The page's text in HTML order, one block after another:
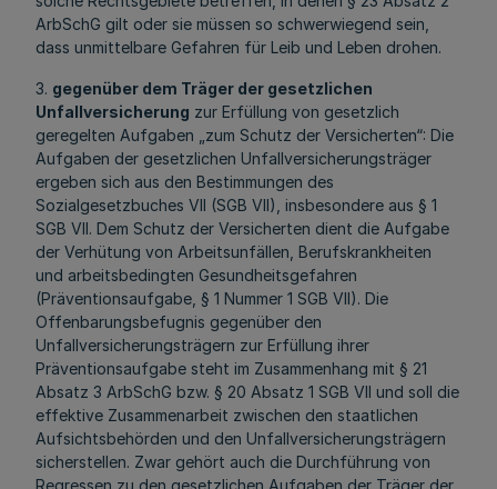
ArbSchG gilt oder sie müssen so schwerwiegend sein,
dass unmittelbare Gefahren für Leib und Leben drohen.
3. gegenüber dem Träger der gesetzlichen
Unfallversicherung zur Erfüllung von gesetzlich
geregelten Aufgaben „zum Schutz der Versicherten“: Die
Aufgaben der gesetzlichen Unfallversicherungsträger
ergeben sich aus den Bestimmungen des
Sozialgesetzbuches VII (SGB VII), insbesondere aus § 1
SGB VII. Dem Schutz der Versicherten dient die Aufgabe
der Verhütung von Arbeitsunfällen, Berufskrankheiten
und arbeitsbedingten Gesundheitsgefahren
(Präventionsaufgabe, § 1 Nummer 1 SGB VII). Die
Offenbarungsbefugnis gegenüber den
Unfallversicherungsträgern zur Erfüllung ihrer
Präventionsaufgabe steht im Zusammenhang mit § 21
Absatz 3 ArbSchG bzw. § 20 Absatz 1 SGB VII und soll die
effektive Zusammenarbeit zwischen den staatlichen
Aufsichtsbehörden und den Unfallversicherungsträgern
sicherstellen. Zwar gehört auch die Durchführung von
Regressen zu den gesetzlichen Aufgaben der Träger der